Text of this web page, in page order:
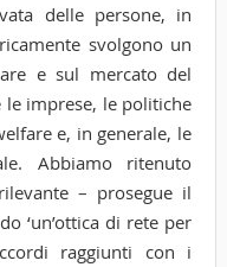
delle persone, in
svolgono un
e sul mercato del
le imprese, le politiche
e, in generale, le
Abbiamo ritenuto
– prosegue il
‘un’ottica di rete per
raggiunti con i